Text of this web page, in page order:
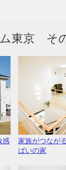
ム東京 そ
感
家族がつなが
ぱいの家